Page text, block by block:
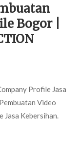
Bogor |
Profile Jasa
Video
Jasa Kebersihan.